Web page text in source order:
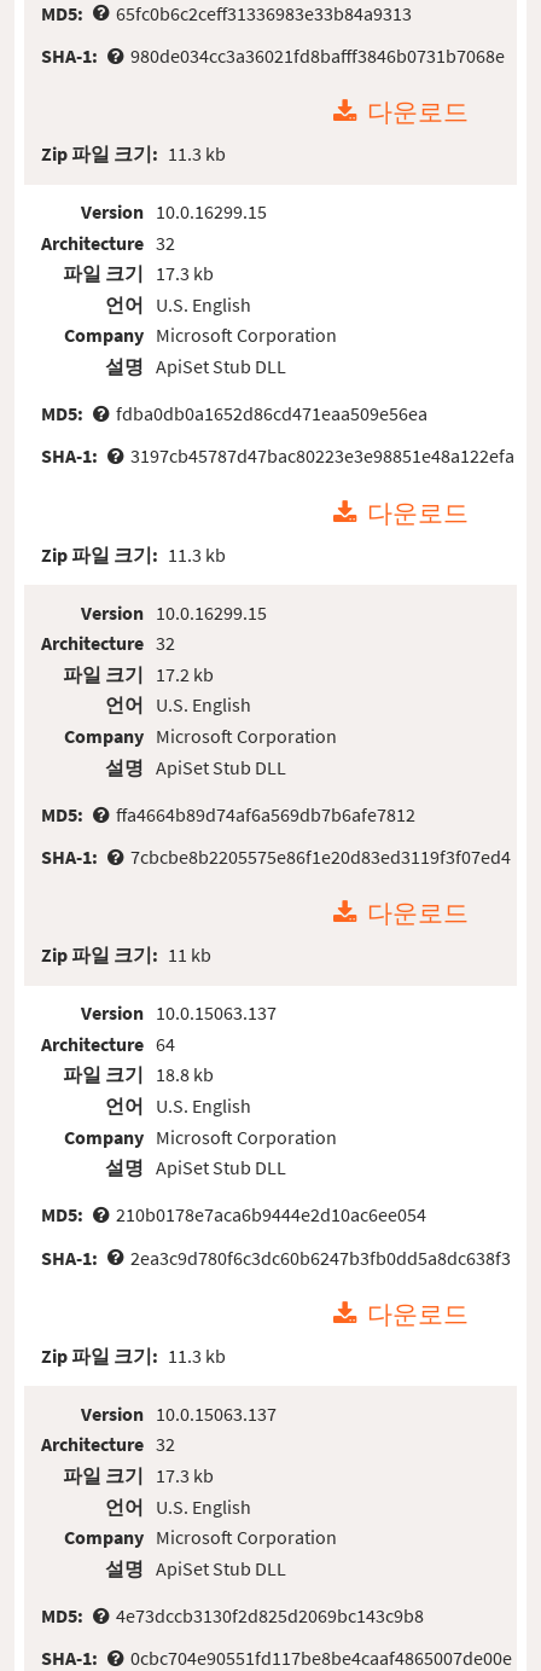
MD5:
65fc0b6c2ceff31336983e33b84a9313
SHA-1:
980de034cc3a36021fd8bafff3846b0731b7068e
다운로드
Zip 파일 크기: 11.3 kb
Version
Architecture
파일 크기
언어
Company
설명
10.0.16299.15
32
17.3 kb
U.S. English
Microsoft Corporation
ApiSet Stub DLL
MD5:
fdba0db0a1652d86cd471eaa509e56ea
SHA-1:
3197cb45787d47bac80223e3e98851e48a122efa
다운로드
Zip 파일 크기: 11.3 kb
Version
Architecture
파일 크기
언어
Company
설명
10.0.16299.15
32
17.2 kb
U.S. English
Microsoft Corporation
ApiSet Stub DLL
MD5:
ffa4664b89d74af6a569db7b6afe7812
SHA-1:
7cbcbe8b2205575e86f1e20d83ed3119f3f07ed4
다운로드
Zip 파일 크기: 11 kb
Version
Architecture
파일 크기
언어
Company
설명
10.0.15063.137
64
18.8 kb
U.S. English
Microsoft Corporation
ApiSet Stub DLL
MD5:
210b0178e7aca6b9444e2d10ac6ee054
SHA-1:
2ea3c9d780f6c3dc60b6247b3fb0dd5a8dc638f3
다운로드
Zip 파일 크기: 11.3 kb
Version
Architecture
파일 크기
언어
Company
설명
10.0.15063.137
32
17.3 kb
U.S. English
Microsoft Corporation
ApiSet Stub DLL
MD5:
4e73dccb3130f2d825d2069bc143c9b8
SHA-1:
0cbc704e90551fd117be8be4caaf4865007de00e